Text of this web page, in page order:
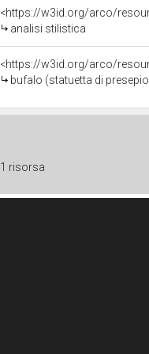
<https://w3id.org/arco/
analisi stilistica
<https://w3id.org/arco/
bufalo (statuetta di
1 risorsa